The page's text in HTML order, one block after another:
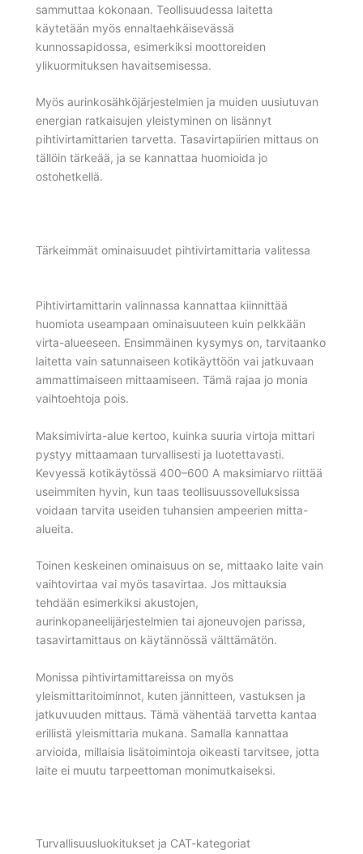
sammuttaa kokonaan. Teollisuudessa laitetta
käytetään myös ennaltaehkäisevässä
kunnossapidossa, esimerkiksi moottoreiden
ylikuormituksen havaitsemisessa.
Myös aurinkosähköjärjestelmien ja muiden uusiutuvan
energian ratkaisujen yleistyminen on lisännyt
pihtivirtamittarien tarvetta. Tasavirtapiirien mittaus on
tällöin tärkeää, ja se kannattaa huomioida jo
ostohetkellä.
Tärkeimmät ominaisuudet pihtivirtamittaria valitessa
Pihtivirtamittarin valinnassa kannattaa kiinnittää
huomiota useampaan ominaisuuteen kuin pelkkään
virta-alueeseen. Ensimmäinen kysymys on, tarvitaanko
laitetta vain satunnaiseen kotikäyttöön vai jatkuvaan
ammattimaiseen mittaamiseen. Tämä rajaa jo monia
vaihtoehtoja pois.
Maksimivirta-alue kertoo, kuinka suuria virtoja mittari
pystyy mittaamaan turvallisesti ja luotettavasti.
Kevyessä kotikäytössä 400–600 A maksimiarvo riittää
useimmiten hyvin, kun taas teollisuussovelluksissa
voidaan tarvita useiden tuhansien ampeerien mitta-
alueita.
Toinen keskeinen ominaisuus on se, mittaako laite vain
vaihtovirtaa vai myös tasavirtaa. Jos mittauksia
tehdään esimerkiksi akustojen,
aurinkopaneelijärjestelmien tai ajoneuvojen parissa,
tasavirtamittaus on käytännössä välttämätön.
Monissa pihtivirtamittareissa on myös
yleismittaritoiminnot, kuten jännitteen, vastuksen ja
jatkuvuuden mittaus. Tämä vähentää tarvetta kantaa
erillistä yleismittaria mukana. Samalla kannattaa
arvioida, millaisia lisätoimintoja oikeasti tarvitsee, jotta
laite ei muutu tarpeettoman monimutkaiseksi.
Turvallisuusluokitukset ja CAT-kategoriat